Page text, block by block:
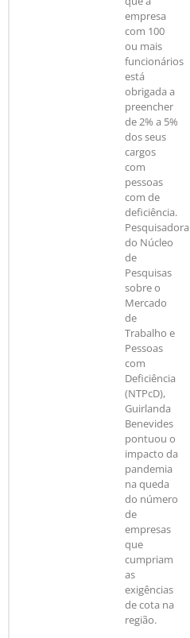
empresa
com 100
ou mais
funcionários
está
obrigada a
preencher
de 2% a 5%
dos seus
cargos
com
pessoas
com de
deficiência.
Pesquisadora
do Núcleo
de
Pesquisas
sobre o
Mercado
de
Trabalho e
Pessoas
com
Deficiência
(NTPcD),
Guirlanda
Benevides
pontuou o
impacto da
pandemia
na queda
do número
de
empresas
que
cumpriam
as
exigências
de cota na
região.